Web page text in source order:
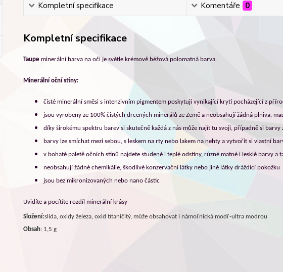
Kompletní specifikace Komentáře 0
Kompletní specifikace
Taupeminerální barva na oči je světle krémově béžová polomatná barva.
Minerální oční stíny:
čisté minerální směsi s intenzivním pigmentem poskytují vynikající krytí pocházející z
jsou vyrobeny ze 100% čistých drcených minerálů ze Země a neobsahují žádná plniva,
díky širokému spektru barev si skutečně každá z nás může najít tu svoji, případně si barvy
barvy lze smíchat mezi sebou, s leskem na rty nebo lakem na nehty a vytvořit si vlastní
v bohaté paletě očních stínů najdete studené i teplé odstíny, různé matné i lesklé barvy
neobsahují žádné chemikálie, škodlivé konzervační látky nebo jiné látky dráždící pokožku
jsou bez mikronizovaných nebo nano částic
Uvidíte a pocítíte rozdíl minerální krásy
Složení:slída, oxidy železa, oxid titaničitý, může obsahovat i námořnická modř-ultra modrou
Obsah: 1,5 g